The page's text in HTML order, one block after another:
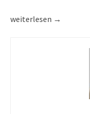
Aktuelle Windows 10
weiterlesen →